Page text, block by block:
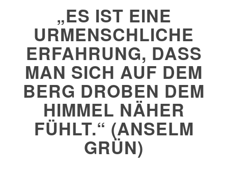
„ES IST EINE
URMENSCHLICHE
ERFAHRUNG, DASS
MAN SICH AUF DEM
BERG DROBEN DEM
HIMMEL NÄHER
FÜHLT.“ (ANSELM
GRÜN)